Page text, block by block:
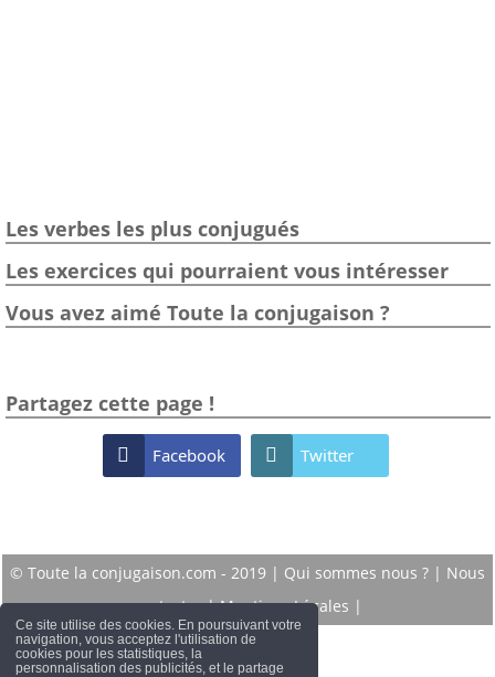
Ce site utilise des cookies. En poursuivant votre
navigation, vous acceptez l'utilisation de
cookies pour les statistiques, la
personnalisation des publicités, et le partage
Les verbes les plus conjugués
Les exercices qui pourraient vous intéresser
Vous avez aimé Toute la conjugaison ?
Partagez cette page !
 Facebook  Twitter
© Toute la conjugaison.com - 2019 | Qui sommes nous ? | Nous
contacter|Mentions Légales |